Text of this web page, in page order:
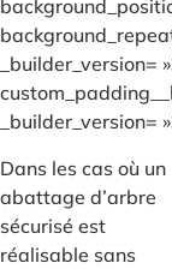
_builder_version=
_builder_version=
Dans les cas où un
abattage d’arbre
sécurisé est
réalisable sans